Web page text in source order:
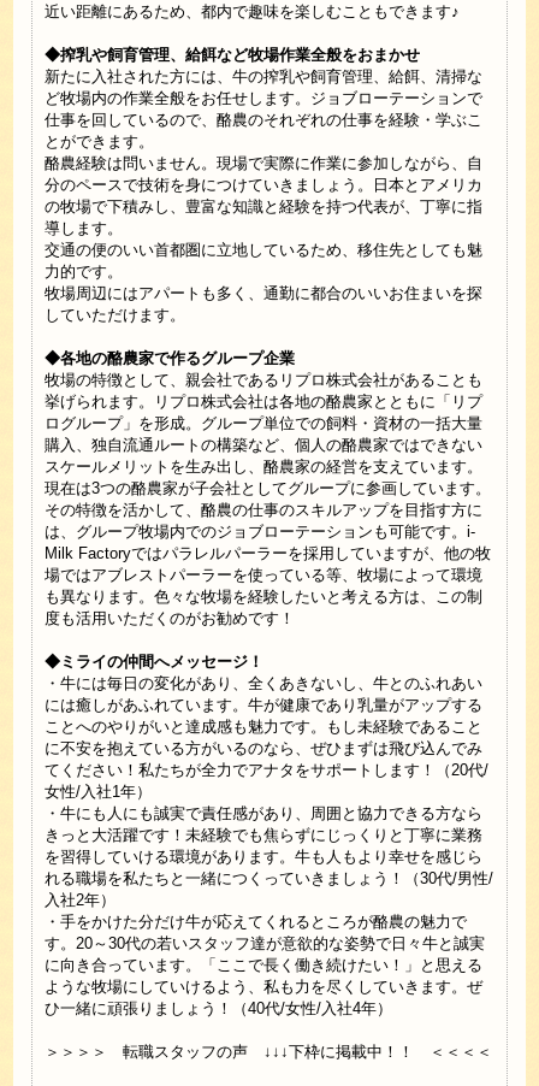
近い距離にあるため、都内で趣味を楽しむこともできます♪
◆搾乳や飼育管理、給餌など牧場作業全般をおまかせ
新たに入社された方には、牛の搾乳や飼育管理、給餌、清掃な
ど牧場内の作業全般をお任せします。ジョブローテーションで
仕事を回しているので、酪農のそれぞれの仕事を経験・学ぶこ
とができます。
酪農経験は問いません。現場で実際に作業に参加しながら、自
分のペースで技術を身につけていきましょう。日本とアメリカ
の牧場で下積みし、豊富な知識と経験を持つ代表が、丁寧に指
導します。
交通の便のいい首都圏に立地しているため、移住先としても魅
力的です。
牧場周辺にはアパートも多く、通勤に都合のいいお住まいを探
していただけます。
◆各地の酪農家で作るグループ企業
牧場の特徴として、親会社であるリプロ株式会社があることも
挙げられます。リプロ株式会社は各地の酪農家とともに「リプ
ログループ」を形成。グループ単位での飼料・資材の一括大量
購入、独自流通ルートの構築など、個人の酪農家ではできない
スケールメリットを生み出し、酪農家の経営を支えています。
現在は3つの酪農家が子会社としてグループに参画しています。
その特徴を活かして、酪農の仕事のスキルアップを目指す方に
は、グループ牧場内でのジョブローテーションも可能です。i-
Milk Factoryではパラレルパーラーを採用していますが、他の牧
場ではアブレストパーラーを使っている等、牧場によって環境
も異なります。色々な牧場を経験したいと考える方は、この制
度も活用いただくのがお勧めです！
◆ミライの仲間へメッセージ！
・牛には毎日の変化があり、全くあきないし、牛とのふれあい
には癒しがあふれています。牛が健康であり乳量がアップする
ことへのやりがいと達成感も魅力です。もし未経験であること
に不安を抱えている方がいるのなら、ぜひまずは飛び込んでみ
てください！私たちが全力でアナタをサポートします！（20代/
女性/入社1年）
・牛にも人にも誠実で責任感があり、周囲と協力できる方なら
きっと大活躍です！未経験でも焦らずにじっくりと丁寧に業務
を習得していける環境があります。牛も人もより幸せを感じら
れる職場を私たちと一緒につくっていきましょう！（30代/男性/
入社2年）
・手をかけた分だけ牛が応えてくれるところが酪農の魅力で
す。20～30代の若いスタッフ達が意欲的な姿勢で日々牛と誠実
に向き合っています。「ここで長く働き続けたい！」と思える
ような牧場にしていけるよう、私も力を尽くしていきます。ぜ
ひ一緒に頑張りましょう！（40代/女性/入社4年）
＞＞＞＞ 転職スタッフの声 ↓↓↓下枠に掲載中！！ ＜＜＜＜